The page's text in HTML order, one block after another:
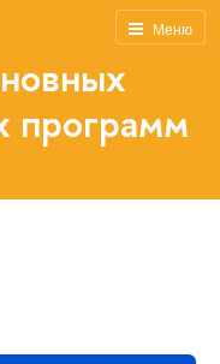
Меню
программ